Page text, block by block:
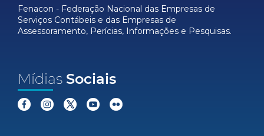
Fenacon - Federação Nacional das Empresas de
Serviços Contábeis e das Empresas de
Assessoramento, Perícias, Informações e Pesquisas.
Mídias Sociais